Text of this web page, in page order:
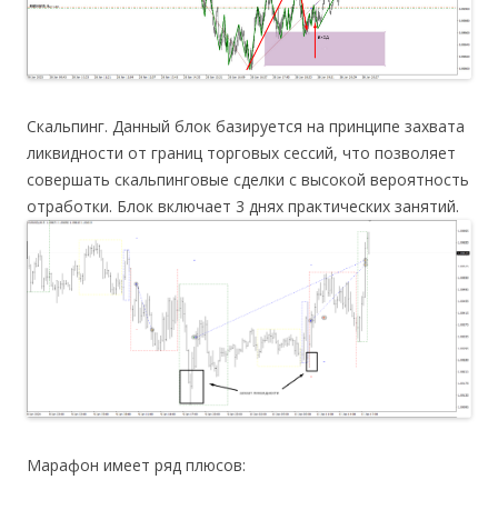
Скальпинг. Данный блок базируется на принципе захвата
ликвидности от границ торговых сессий, что позволяет
совершать скальпинговые сделки с высокой вероятность
отработки. Блок включает 3 днях практических занятий.
Марафон имеет ряд плюсов: